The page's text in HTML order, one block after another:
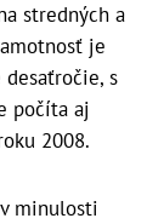
stredných a
je
s
počíta aj
2008.
minulosti